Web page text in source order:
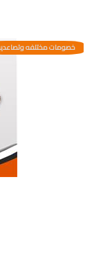
خصومات مختلفه